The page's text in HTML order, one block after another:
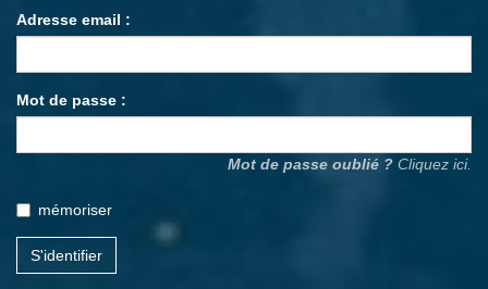
Adresse email :
Mot de passe :
Mot de passe oublié ? Cliquez ici.
mémoriser
S'identifier